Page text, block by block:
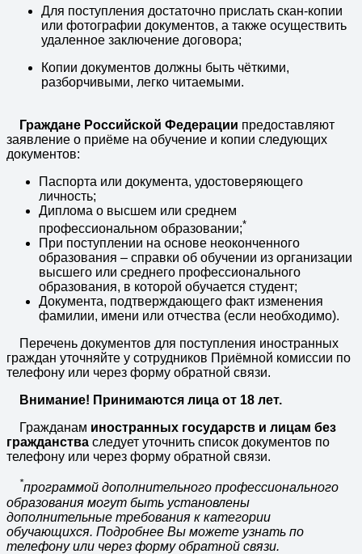
Для поступления достаточно прислать скан-копии
или фотографии документов, а также осуществить
удаленное заключение договора;
Копии документов должны быть чёткими,
разборчивыми, легко читаемыми.
Граждане Российской Федерации предоставляют
заявление о приёме на обучение и копии следующих
документов:
Паспорта или документа, удостоверяющего
личность;
Диплома о высшем или среднем
профессиональном образовании;*
При поступлении на основе неоконченного
образования – справки об обучении из организации
высшего или среднего профессионального
образования, в которой обучается студент;
Документа, подтверждающего факт изменения
фамилии, имени или отчества (если необходимо).
Перечень документов для поступления иностранных
граждан уточняйте у сотрудников Приёмной комиссии по
телефону или через форму обратной связи.
Внимание! Принимаются лица от 18 лет.
Гражданам иностранных государств и лицам без
гражданства следует уточнить список документов по
телефону или через форму обратной связи.
*программой дополнительного профессионального
образования могут быть установлены
дополнительные требования к категории
обучающихся. Подробнее Вы можете узнать по
телефону или через форму обратной связи.